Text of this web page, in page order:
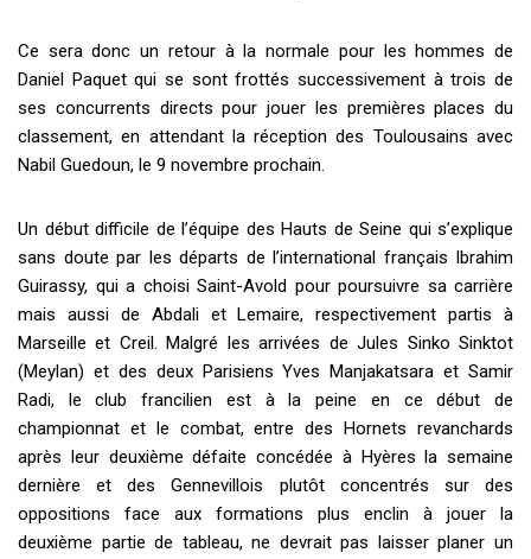
Ce sera donc un retour à la normale pour les hommes de
Daniel Paquet qui se sont frottés successivement à trois de
ses concurrents directs pour jouer les premières places du
classement, en attendant la réception des Toulousains avec
Nabil Guedoun, le 9 novembre prochain.
Un début difficile de l’équipe des Hauts de Seine qui s’explique
sans doute par les départs de l’international français Ibrahim
Guirassy, qui a choisi Saint-Avold pour poursuivre sa carrière
mais aussi de Abdali et Lemaire, respectivement partis à
Marseille et Creil. Malgré les arrivées de Jules Sinko Sinktot
(Meylan) et des deux Parisiens Yves Manjakatsara et Samir
Radi, le club francilien est à la peine en ce début de
championnat et le combat, entre des Hornets revanchards
après leur deuxième défaite concédée à Hyères la semaine
dernière et des Gennevillois plutôt concentrés sur des
oppositions face aux formations plus enclin à jouer la
deuxième partie de tableau, ne devrait pas laisser planer un